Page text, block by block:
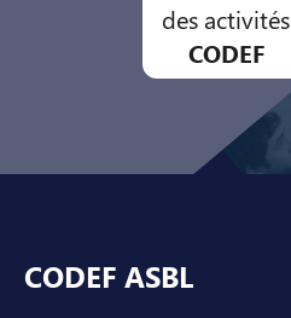
des activités
CODEF
CODEF ASBL